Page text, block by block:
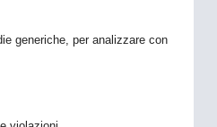
generiche, per analizzare con